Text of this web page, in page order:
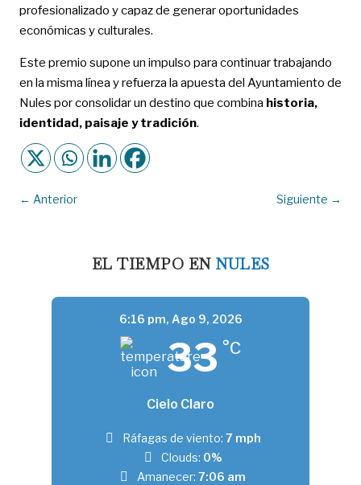
profesionalizado y capaz de generar oportunidades
económicas y culturales.
Este premio supone un impulso para continuar trabajando
en la misma línea y refuerza la apuesta del Ayuntamiento de
Nules por consolidar un destino que combina historia,
identidad, paisaje y tradición.
← Anterior Siguiente →
EL TIEMPO EN NULES
6:16 pm, Ago 9, 2026
33 °C
Cielo Claro
Ráfagas de viento: 7 mph
Clouds: 0%
Amanecer: 7:06 am